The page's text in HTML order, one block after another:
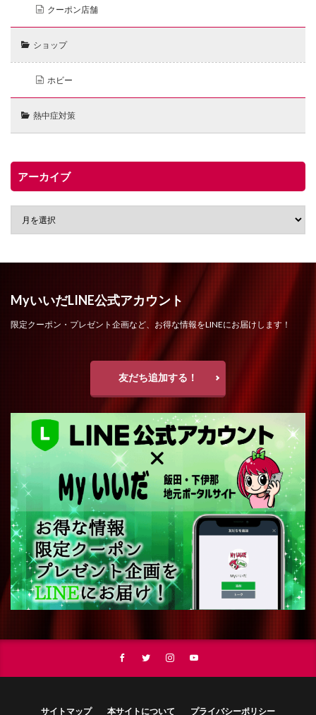
クーポン店舗
ショップ
ホビー
熱中症対策
アーカイブ
MyいいだLINE公式アカウント
限定クーポン・プレゼント企画など、お得な情報をLINEにお届けします！
友だち追加する！
サイトマップ 本サイトについて プライバシーポリシー